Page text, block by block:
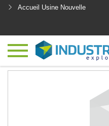
Accueil Usine Nouvelle